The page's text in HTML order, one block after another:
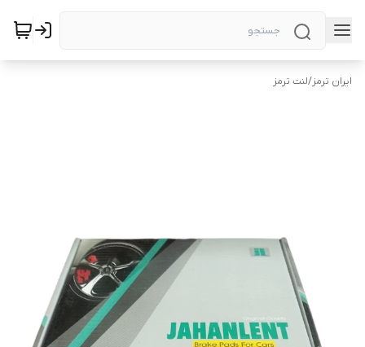
ایران ترمز/لنت ترمز